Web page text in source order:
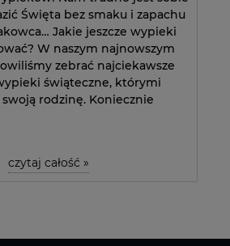
Święta bez smaku i zapachu
Jakie jeszcze wypieki
W naszym najnowszym
zebrać najciekawsze
świąteczne, którymi
swoją rodzinę. Koniecznie
czytaj całość »